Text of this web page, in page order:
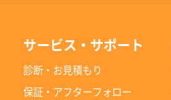
サービス・サポート
診断・お見積もり
保証・アフターフォロー